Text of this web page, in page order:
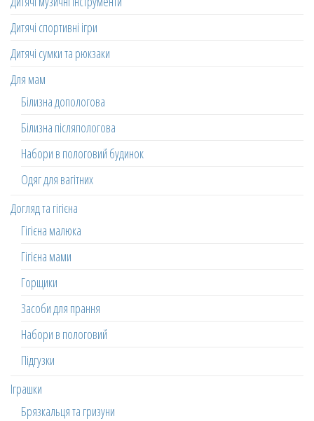
Дитячі спортивні ігри
Дитячі сумки та рюкзаки
Для мам
Білизна допологова
Білизна післяпологова
Набори в пологовий будинок
Одяг для вагітних
Догляд та гігієна
Гігієна малюка
Гігієна мами
Горщики
Засоби для прання
Набори в пологовий
Підгузки
Іграшки
Брязкальця та гризуни